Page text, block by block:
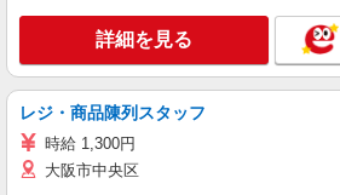
詳細を見る
レジ・商品陳列スタッフ
時給 1,300円
大阪市中央区